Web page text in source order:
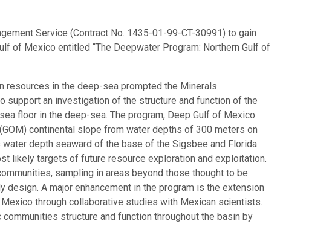
Service (Contract No. 1435-01-99-CT-30991) to gain
of Mexico entitled “The Deepwater Program: Northern Gulf of
in the deep-sea prompted the Minerals
support an investigation of the structure and function of the
floor in the deep-sea. The program, Deep Gulf of Mexico
continental slope from water depths of 300 meters on
depth seaward of the base of the Sigsbee and Florida
likely targets of future resource exploration and exploitation.
sampling in areas beyond those thought to be
A major enhancement in the program is the extension
through collaborative studies with Mexican scientists.
structure and function throughout the basin by